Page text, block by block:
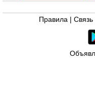
Правила Связь